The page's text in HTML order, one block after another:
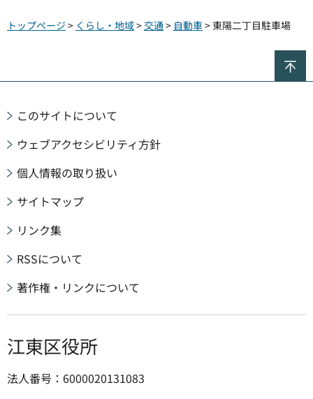
トップページ > くらし・地域>交通> 自動車> 東陽二丁目駐車場
このサイトについて
ウェブアクセシビリティ方針
個人情報の取り扱い
サイトマップ
リンク集
RSSについて
著作権・リンクについて
江東区役所
法人番号：6000020131083